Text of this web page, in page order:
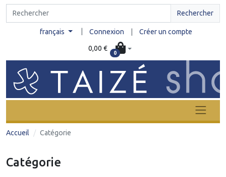
Rechercher
français Connexion Créer un compte
0,00 €
0
Accueil Catégorie
Catégorie